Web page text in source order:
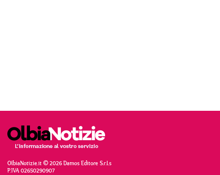
OlbiaNotizie.it © 2026 Damos Editore S.r.l.s
P.IVA 02650290907